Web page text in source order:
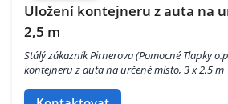
Uložení kontejneru z auta na
2,5 m
Stálý zákazník Pirnerova (Pomocné Tlapky
kontejneru z auta na určené místo, 3 x 2,5 m